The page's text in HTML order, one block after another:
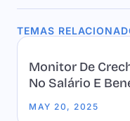
TEMAS
Monitor De
No Salário E
MAY 20, 2025